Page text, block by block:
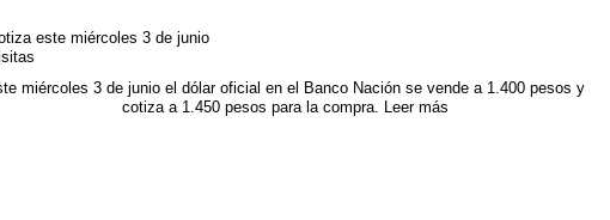
este miércoles 3 de junio
miércoles 3 de junio el dólar oficial en el Banco Nación se vende a 1.400 pesos y
cotiza a 1.450 pesos para la compra. Leer más